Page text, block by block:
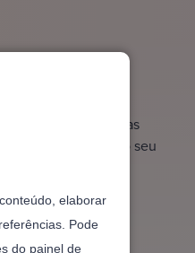
elaborar
Pode
do painel de
você acessa linhas
bancária para o seu